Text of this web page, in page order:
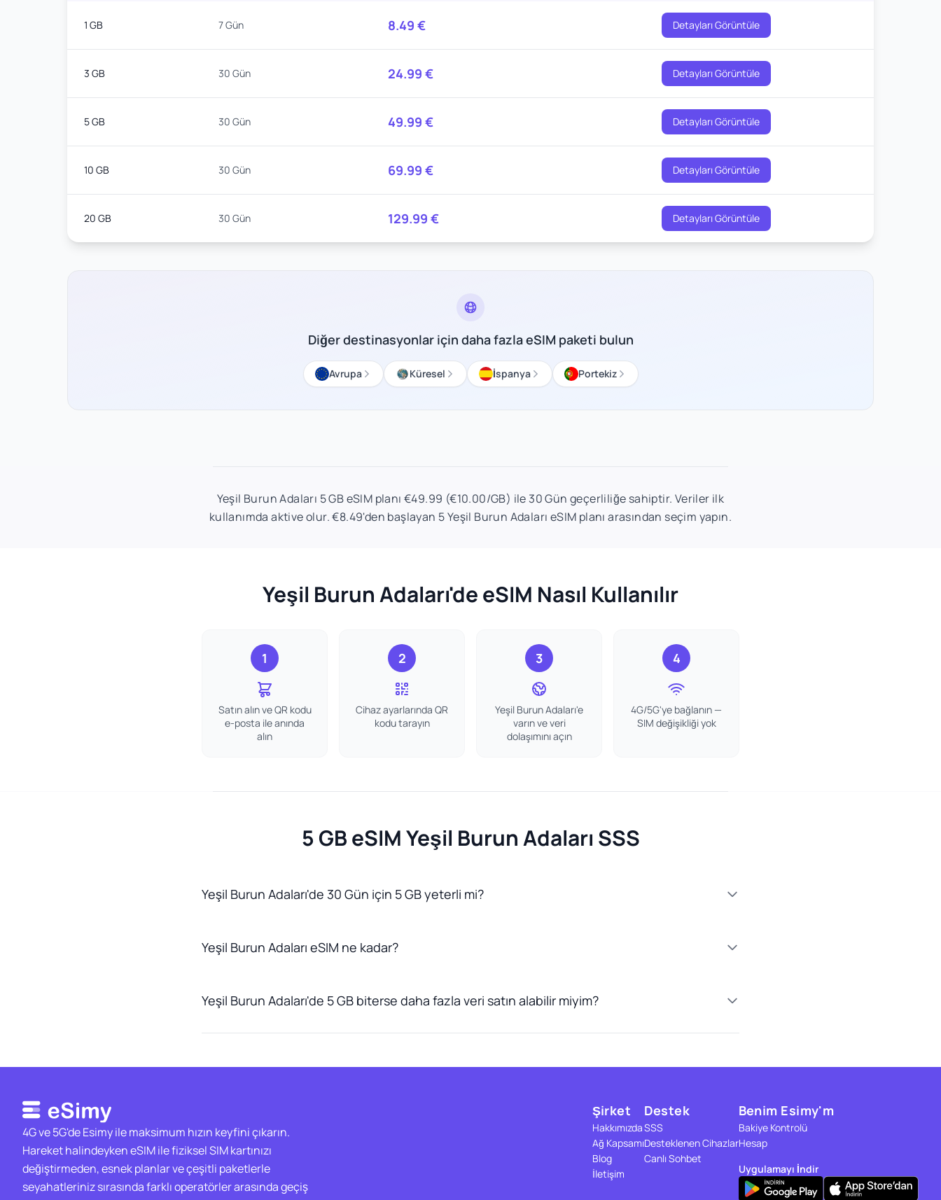
1 GB 7 Gün 8.49 € Detayları Görüntüle
3 GB 30 Gün 24.99 € Detayları Görüntüle
5 GB 30 Gün 49.99 € Detayları Görüntüle
10 GB 30 Gün 69.99 € Detayları Görüntüle
20 GB 30 Gün 129.99 € Detayları Görüntüle
Diğer destinasyonlar için daha fazla eSIM paketi bulun
Avrupa Küresel İspanya Portekiz
Yeşil Burun Adaları 5 GB eSIM planı €49.99 (€10.00/GB) ile 30 Gün geçerliliğe sahiptir. Veriler ilk
kullanımda aktive olur. €8.49'den başlayan 5 Yeşil Burun Adaları eSIM planı arasından seçim yapın.
Yeşil Burun Adaları'de eSIM Nasıl Kullanılır
1
Satın alın ve QR kodu
e-posta ile anında
alın
2
Cihaz ayarlarında QR
kodu tarayın
3
Yeşil Burun Adaları'e
varın ve veri
dolaşımını açın
4
4G/5G'ye bağlanın —
SIM değişikliği yok
5 GB eSIM Yeşil Burun Adaları SSS
Yeşil Burun Adaları'de 30 Gün için 5 GB yeterli mi?
Yeşil Burun Adaları eSIM ne kadar?
Yeşil Burun Adaları'de 5 GB biterse daha fazla veri satın alabilir miyim?
4G ve 5G'de Esimy ile maksimum hızın keyfini çıkarın.
Hareket halindeyken eSIM ile fiziksel SIM kartınızı
değiştirmeden, esnek planlar ve çeşitli paketlerle
seyahatleriniz sırasında farklı operatörler arasında geçiş
Şirket
Hakkımızda
Ağ Kapsamı
Blog
İletişim
Destek
SSS
Desteklenen Cihazlar
Canlı Sohbet
Benim Esimy'm
Bakiye Kontrolü
Hesap
Uygulamayı İndir